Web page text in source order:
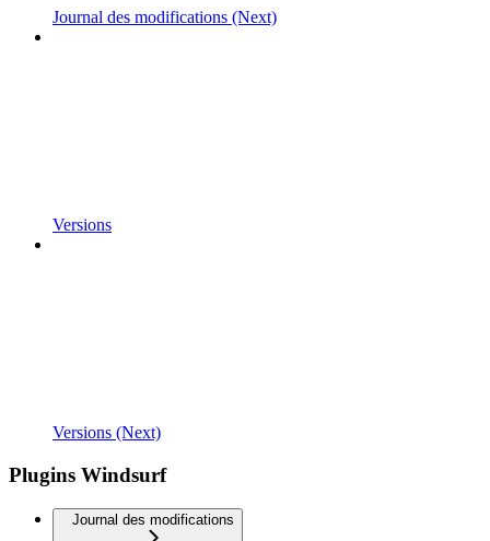
Journal des modifications (Next)
Versions
Versions (Next)
Plugins Windsurf
Journal des modifications